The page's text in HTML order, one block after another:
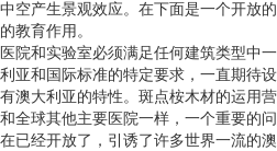
中空产生景观效应。在下面是一个开放
的教育作用。
医院和实验室必须满足任何建筑类型中
利亚和国际标准的特定要求，一直期待
有澳大利亚的特性。斑点桉木材的运用营
和全球其他主要医院一样，一个重要的
在已经开放了，引诱了许多世界一流的